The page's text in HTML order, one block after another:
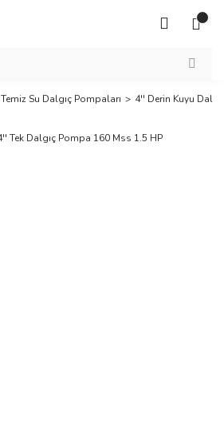
Temiz Su Dalgıç Pompaları 4'' Derin Kuyu